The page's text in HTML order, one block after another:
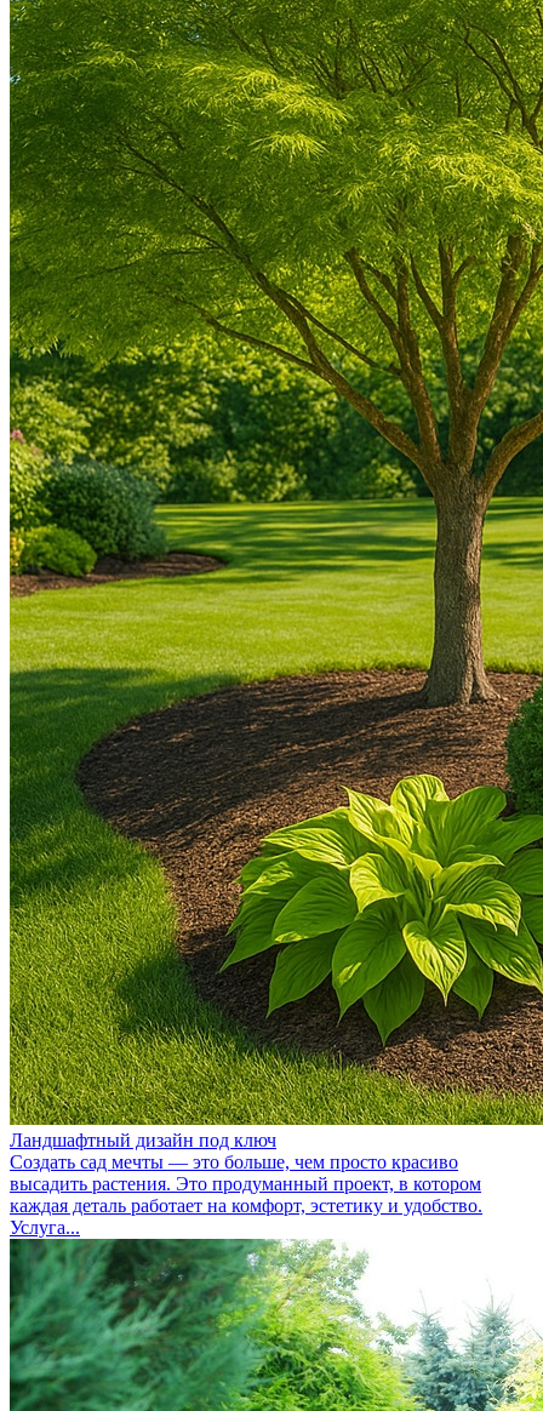
Ландшафтный дизайн под ключ
Создать сад мечты — это больше, чем просто красиво
высадить растения. Это продуманный проект, в котором
каждая деталь работает на комфорт, эстетику и удобство.
Услуга...